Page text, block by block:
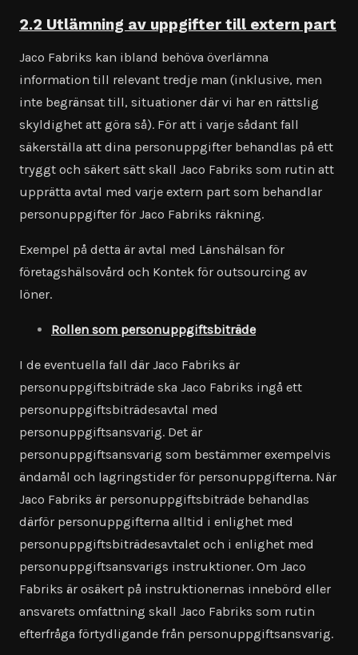
2.2 Utlämning av uppgifter till extern part
Jaco Fabriks kan ibland behöva överlämna
information till relevant tredje man (inklusive, men
inte begränsat till, situationer där vi har en rättslig
skyldighet att göra så). För att i varje sådant fall
säkerställa att dina personuppgifter behandlas på ett
tryggt och säkert sätt skall Jaco Fabriks som rutin att
upprätta avtal med varje extern part som behandlar
personuppgifter för Jaco Fabriks räkning.
Exempel på detta är avtal med Länshälsan för
företagshälsovård och Kontek för outsourcing av
löner.
Rollen som personuppgiftsbiträde
I de eventuella fall där Jaco Fabriks är
personuppgiftsbiträde ska Jaco Fabriks ingå ett
personuppgiftsbiträdesavtal med
personuppgiftsansvarig. Det är
personuppgiftsansvarig som bestämmer exempelvis
ändamål och lagringstider för personuppgifterna. När
Jaco Fabriks är personuppgiftsbiträde behandlas
därför personuppgifterna alltid i enlighet med
personuppgiftsbiträdesavtalet och i enlighet med
personuppgiftsansvarigs instruktioner. Om Jaco
Fabriks är osäkert på instruktionernas innebörd eller
ansvarets omfattning skall Jaco Fabriks som rutin
efterfråga förtydligande från personuppgiftsansvarig.